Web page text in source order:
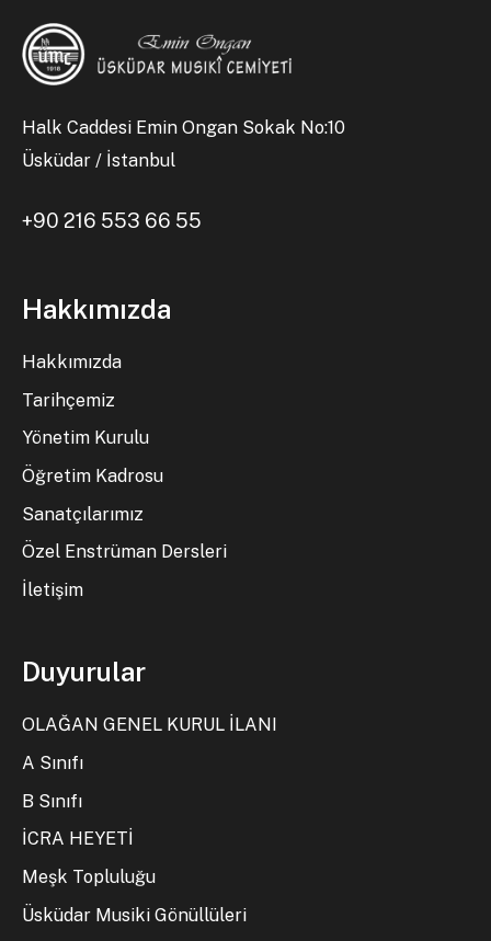
Halk Caddesi Emin Ongan Sokak No:10
Üsküdar / İstanbul
+90 216 553 66 55
Hakkımızda
Hakkımızda
Tarihçemiz
Yönetim Kurulu
Öğretim Kadrosu
Sanatçılarımız
Özel Enstrüman Dersleri
İletişim
Duyurular
OLAĞAN GENEL KURUL İLANI
A Sınıfı
B Sınıfı
İCRA HEYETİ
Meşk Topluluğu
Üsküdar Musiki Gönüllüleri